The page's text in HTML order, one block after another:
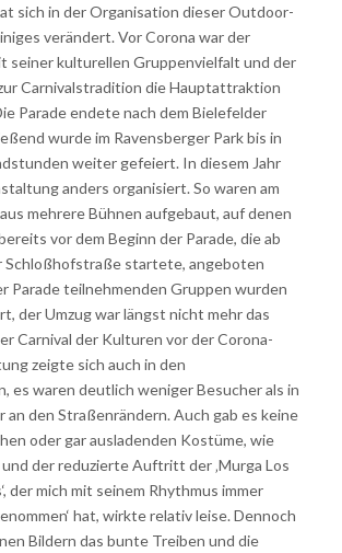
sich in der Organisation dieser Outdoor-
verändert. Vor Corona war der
seiner kulturellen Gruppenvielfalt und der
Carnivalstradition die Hauptattraktion
Parade endete nach dem Bielefelder
wurde im Ravensberger Park bis in
weiter gefeiert. In diesem Jahr
anders organisiert. So waren am
mehrere Bühnen aufgebaut, auf denen
vor dem Beginn der Parade, die ab
Schloßhofstraße startete, angeboten
Parade teilnehmenden Gruppen wurden
der Umzug war längst nicht mehr das
Carnival der Kulturen vor der Corona-
zeigte sich auch in den
es waren deutlich weniger Besucher als in
an den Straßenrändern. Auch gab es keine
oder gar ausladenden Kostüme, wie
der reduzierte Auftritt der ‚Murga Los
der mich mit seinem Rhythmus immer
hat, wirkte relativ leise. Dennoch
Bildern das bunte Treiben und die